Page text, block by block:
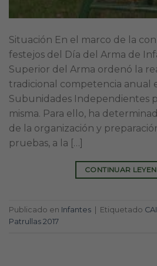
Situación En el marco de la
festejos del Día del Arma de
Superior del Arma ordenó la
tradicional competencia anual
Subunidades Independientes
misma. Para ello, ha
de la organización y
pruebas, a la […]
CONTINUAR
Publicado en Infantes Etiquetado CAI
Patrullas 2017